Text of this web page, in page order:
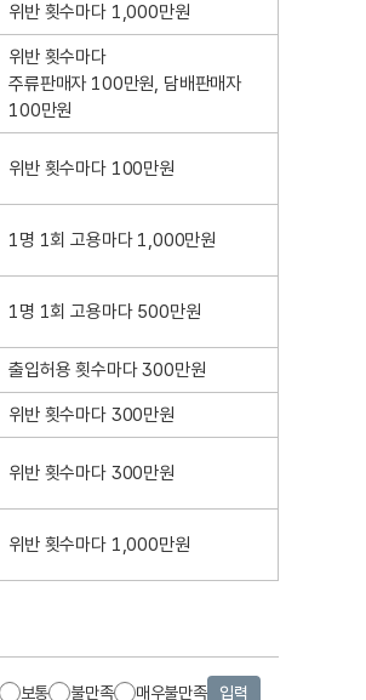
위반 횟수마다 1,000만원
위반 횟수마다
주류판매자 100만원, 담배판매자
100만원
위반 횟수마다 100만원
1명 1회 고용마다 1,000만원
1명 1회 고용마다 500만원
출입허용 횟수마다 300만원
위반 횟수마다 300만원
위반 횟수마다 300만원
위반 횟수마다 1,000만원
보통 불만족 매우불만족 입력